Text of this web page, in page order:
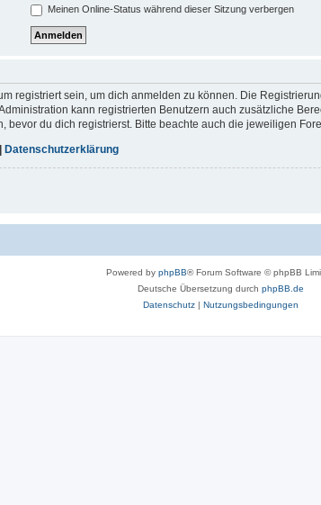
Meinen Online-Status während dieser Sitzung verbergen
registriert sein, um dich anmelden zu können. Die
kann registrierten Benutzern auch zusätzliche
bevor du dich registrierst. Bitte beachte auch die jeweiligen
Datenschutzerklärung
Powered by phpBB® Forum Software © phpBB
Deutsche Übersetzung durch phpBB.de
Datenschutz| Nutzungsbedingungen